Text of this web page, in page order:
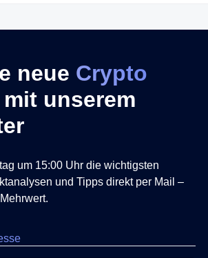
neue Crypto
mit unserem
um 15:00 Uhr die wichtigsten
und Tipps direkt per Mail –